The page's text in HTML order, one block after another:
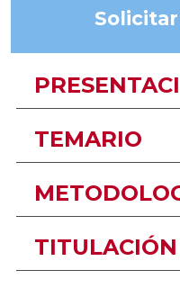
TEMARIO
TITULACIÓN